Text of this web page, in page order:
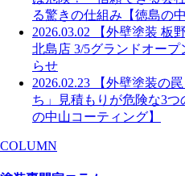
る驚きの仕組み【徳島の
2026.03.02
【外壁塗装 板
北島店 3/5グランドオー
らせ
2026.02.23
【外壁塗装の
ち」見積もりが危険な3
の中山コーティング】
COLUMN